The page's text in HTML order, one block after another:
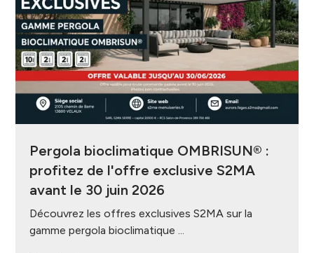
Pergola bioclimatique OMBRISUN® :
profitez de l'offre exclusive S2MA
avant le 30 juin 2026
Découvrez les offres exclusives S2MA sur la
gamme pergola bioclimatique ...